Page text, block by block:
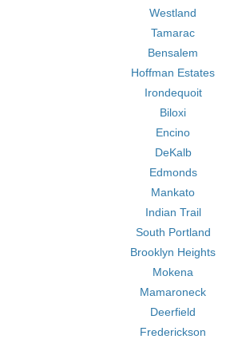
Westland
Tamarac
Bensalem
Hoffman Estates
Irondequoit
Biloxi
Encino
DeKalb
Edmonds
Mankato
Indian Trail
South Portland
Brooklyn Heights
Mokena
Mamaroneck
Deerfield
Frederickson